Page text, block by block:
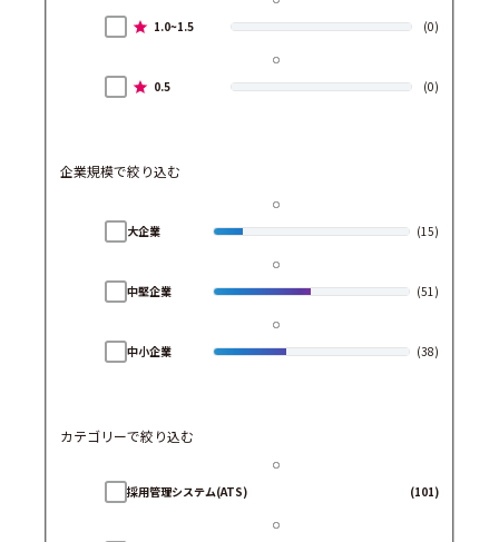
1.0~1.5 (0)
0.5 (0)
企業規模で絞り込む
大企業 (15)
中堅企業 (51)
中小企業 (38)
カテゴリーで絞り込む
採用管理システム(ATS) (101)